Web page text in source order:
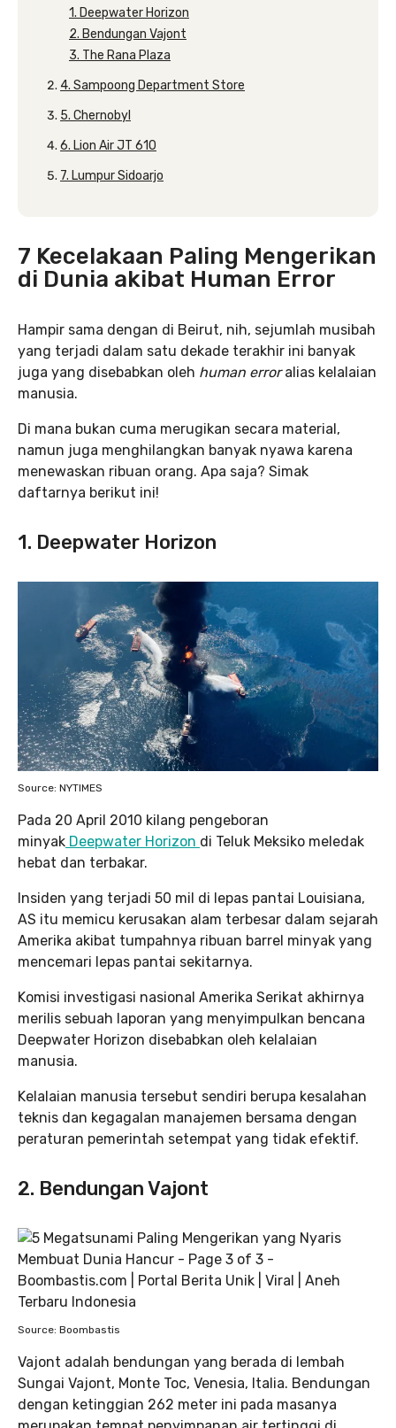
1. Deepwater Horizon
2. Bendungan Vajont
3. The Rana Plaza
4. Sampoong Department Store
5. Chernobyl
6. Lion Air JT 610
7. Lumpur Sidoarjo
7 Kecelakaan Paling Mengerikan
di Dunia akibat Human Error
Hampir sama dengan di Beirut, nih, sejumlah musibah
yang terjadi dalam satu dekade terakhir ini banyak
juga yang disebabkan oleh human erroralias kelalaian
manusia.
Di mana bukan cuma merugikan secara material,
namun juga menghilangkan banyak nyawa karena
menewaskan ribuan orang. Apa saja? Simak
daftarnya berikut ini!
1. Deepwater Horizon
Source: NYTIMES
Pada 20 April 2010 kilang pengeboran
minyak Deepwater Horizon di Teluk Meksiko meledak
hebat dan terbakar.
Insiden yang terjadi 50 mil di lepas pantai Louisiana,
AS itu memicu kerusakan alam terbesar dalam sejarah
Amerika akibat tumpahnya ribuan barrel minyak yang
mencemari lepas pantai sekitarnya.
Komisi investigasi nasional Amerika Serikat akhirnya
merilis sebuah laporan yang menyimpulkan bencana
Deepwater Horizon disebabkan oleh kelalaian
manusia.
Kelalaian manusia tersebut sendiri berupa kesalahan
teknis dan kegagalan manajemen bersama dengan
peraturan pemerintah setempat yang tidak efektif.
2. Bendungan Vajont
Source: Boombastis
Vajont adalah bendungan yang berada di lembah
Sungai Vajont, Monte Toc, Venesia, Italia. Bendungan
dengan ketinggian 262 meter ini pada masanya